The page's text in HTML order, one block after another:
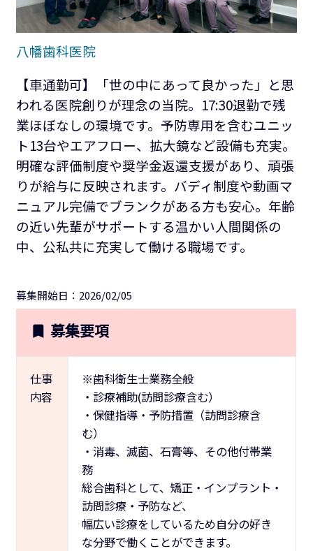
八幡歯科医院
【車通勤可】「世の中にあって良かった」と思
われる医院創りが理念の当院。17:30退勤で残
業ほぼなしの環境です。予防専用を含むユニッ
ト13台やエアフロー、拡大鏡など設備も充実。
明確な評価制度や奨学金返還支援があり、頑張
りが給与に反映されます。バディ制度や動画マ
ニュアル完備でブランクがある方も安心。年齢
の近い先輩がサポートする温かい人間関係の
中、公私共に充実して働ける職場です。
募集開始日：2026/02/05
募集要項
仕事
内容
※歯科衛生士業務全般
・診療補助(訪問診療含む）
・保健指導・予防措置（訪問診療含
む）
・消毒、滅菌、石膏等、その他付帯業
務
総合歯科として、矯正・インプラント・
訪問診療・予防など、
幅広い診療をしているため自分の好き
な分野で働くことができます。